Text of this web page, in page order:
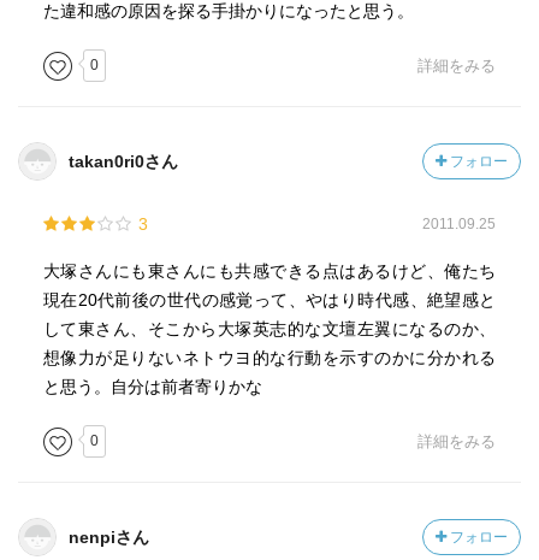
た違和感の原因を探る手掛かりになったと思う。
0 詳細をみる
takan0ri0さん フォロー
3 2011.09.25
大塚さんにも東さんにも共感できる点はあるけど、俺たち
現在20代前後の世代の感覚って、やはり時代感、絶望感と
して東さん、そこから大塚英志的な文壇左翼になるのか、
想像力が足りないネトウヨ的な行動を示すのかに分かれる
と思う。自分は前者寄りかな
0 詳細をみる
nenpiさん フォロー